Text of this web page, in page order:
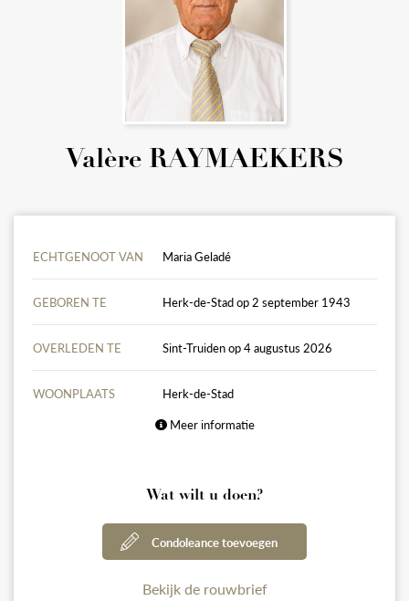
Valère RAYMAEKERS
ECHTGENOOT VAN Maria Geladé
GEBOREN TE Herk-de-Stad op 2 september 1943
OVERLEDEN TE Sint-Truiden op 4 augustus 2026
WOONPLAATS
Herk-de-Stad
Meer informatie
Wat wilt u doen?
Condoleance toevoegen
Bekijk de rouwbrief